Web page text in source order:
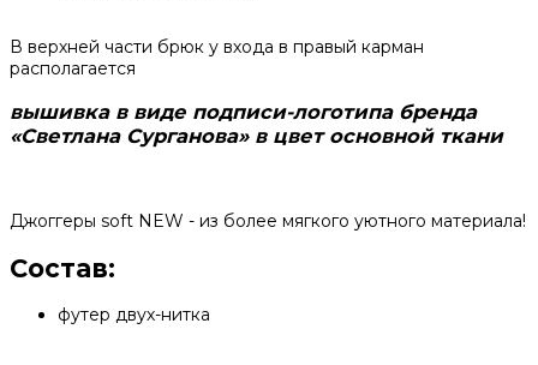
В верхней части брюк у входа в правый карман
располагается
вышивка в виде подписи-логотипа бренда
«Светлана Сурганова» в цвет основной ткани
Джоггеры soft NEW - из более мягкого уютного материала!
Состав:
футер двух-нитка